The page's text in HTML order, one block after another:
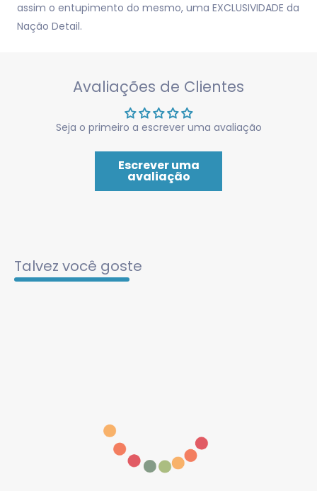
assim o entupimento do mesmo, uma EXCLUSIVIDADE da
Nação Detail.
Avaliações de Clientes
Seja o primeiro a escrever uma avaliação
Escrever uma
avaliação
Talvez você goste